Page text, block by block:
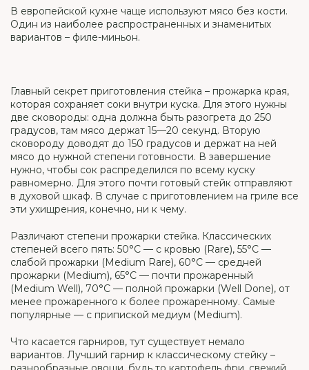
В европейской кухне чаще используют мясо без кости.
Один из наиболее распространенных и знаменитых
вариантов – филе-миньон.
Главный секрет приготовления стейка – прожарка края,
которая сохраняет соки внутри куска. Для этого нужны
две сковороды: одна должна быть разогрета до 250
градусов, там мясо держат 15—20 секунд. Вторую
сковороду доводят до 150 градусов и держат на ней
мясо до нужной степени готовности. В завершение
нужно, чтобы сок распределился по всему куску
равномерно. Для этого почти готовый стейк отправляют
в духовой шкаф. В случае с приготовлением на гриле все
эти ухищрения, конечно, ни к чему.
Различают степени прожарки стейка. Классических
степеней всего пять: 50°C — с кровью (Rare), 55°C —
слабой прожарки (Medium Rare), 60°C — средней
прожарки (Medium), 65°C — почти прожаренный
(Medium Well), 70°C — полной прожарки (Well Done), от
менее прожаренного к более прожаренному. Самые
популярные — с припиской медиум (Medium).
Что касается гарниров, тут существует немало
вариантов. Лучший гарнир к классическому стейку –